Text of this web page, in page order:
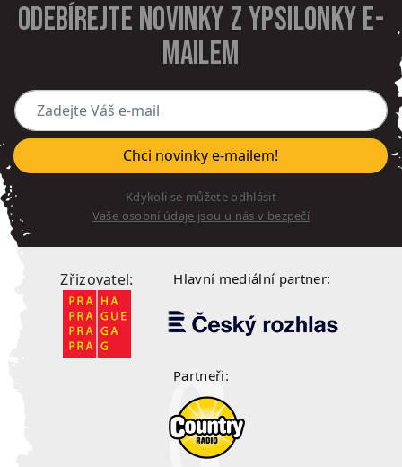
Odebírejte novinky z Ypsilonky e-
mailem
Zadejte Váš e-mail
Chci novinky e-mailem!
Kdykoli se můžete odhlásit
Vaše osobní údaje jsou u nás v bezpečí
Zřizovatel: Hlavní mediální partner:
Partneři: